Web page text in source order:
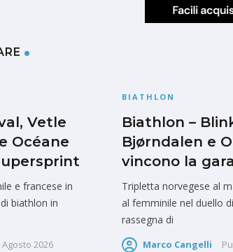
Vetle
Océane
e francese in
biathlon in
Agosto 2026
BIATHLON
Biathlon –
Bjørndalen e
vincono la
Tripletta norvegese al
al femminile nel duello
rassegna di
Marco Cangelli